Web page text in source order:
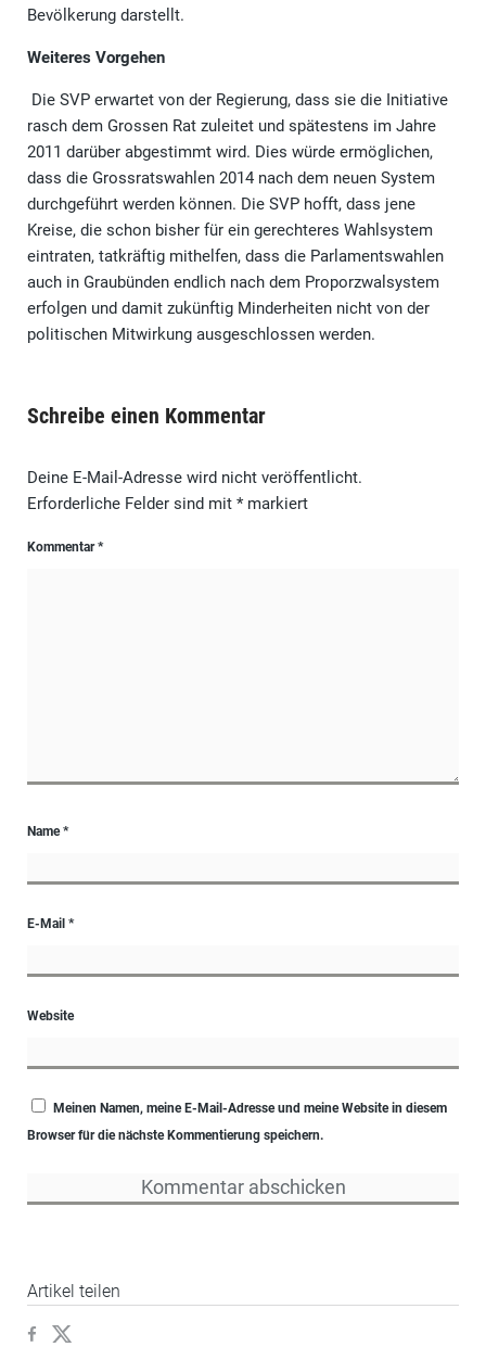
Bevölkerung darstellt.
Weiteres Vorgehen
Die SVP erwartet von der Regierung, dass sie die Initiative
rasch dem Grossen Rat zuleitet und spätestens im Jahre
2011 darüber abgestimmt wird. Dies würde ermöglichen,
dass die Grossratswahlen 2014 nach dem neuen System
durchgeführt werden können. Die SVP hofft, dass jene
Kreise, die schon bisher für ein gerechteres Wahlsystem
eintraten, tatkräftig mithelfen, dass die Parlamentswahlen
auch in Graubünden endlich nach dem Proporzwalsystem
erfolgen und damit zukünftig Minderheiten nicht von der
politischen Mitwirkung ausgeschlossen werden.
Schreibe einen Kommentar
Deine E-Mail-Adresse wird nicht veröffentlicht.
Erforderliche Felder sind mit *markiert
Kommentar*
Name*
E-Mail *
Website
Meinen Namen, meine E-Mail-Adresse und meine Website in diesem
Browser für die nächste Kommentierung speichern.
Artikel teilen